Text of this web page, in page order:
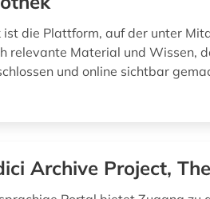
ist die Plattform, auf der unter
relevante Material und Wissen,
und online sichtbar
Archive Project, The